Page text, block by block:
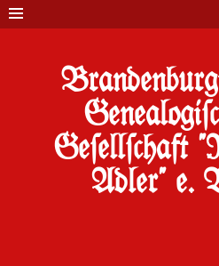
Ge#ell#chaft
Adler" e.